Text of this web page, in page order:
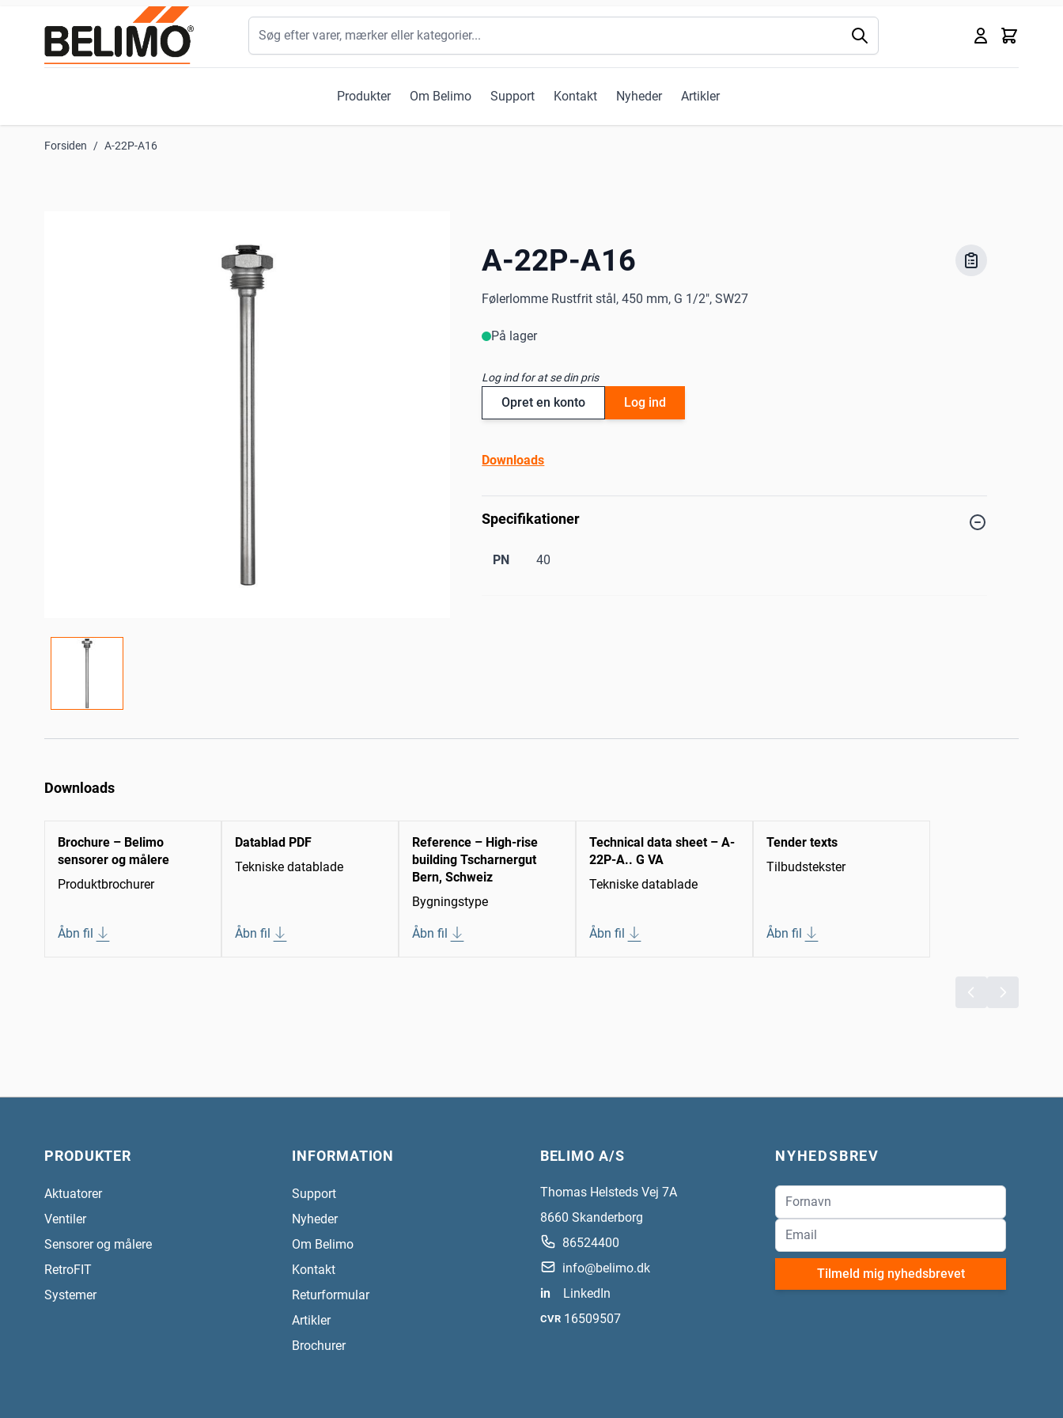
Produkter Om Belimo Support Kontakt Nyheder Artikler
Kurv
Søg
Forsiden / A-22P-A16
A-22P-A16
Følerlomme Rustfrit stål, 450 mm, G 1/2", SW27
På lager
Log ind for at se din pris
Opret en konto Log ind
Downloads
Specifikationer
PN 40
Downloads
Brochure – Belimo
sensorer og målere
Produktbrochurer
Åbn fil
Datablad PDF
Tekniske datablade
Åbn fil
Reference – High-rise
building Tscharnergut
Bern, Schweiz
Bygningstype
Åbn fil
Technical data sheet – A-
22P-A.. G VA
Tekniske datablade
Åbn fil
Tender texts
Tilbudstekster
Åbn fil
PRODUKTER
Aktuatorer
Ventiler
Sensorer og målere
RetroFIT
Systemer
INFORMATION
Support
Nyheder
Om Belimo
Kontakt
Returformular
Artikler
Brochurer
BELIMO A/S
Thomas Helsteds Vej 7A
8660 Skanderborg
86524400
info@belimo.dk
in
LinkedIn
CVR 16509507
NYHEDSBREV
Tilmeld mig nyhedsbrevet